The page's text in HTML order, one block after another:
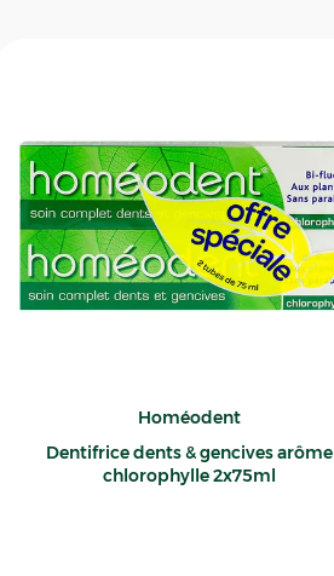
Homéodent
Dentifrice dents & gencives arôme
chlorophylle 2x75ml